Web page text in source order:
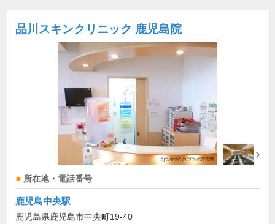
品川スキンクリニック 鹿児島院
所在地・電話番号
鹿児島中央駅
鹿児島県鹿児島市中央町19-40